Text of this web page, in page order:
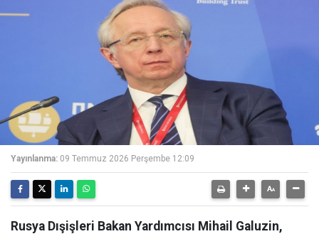
Yayınlanma: 09 Temmuz 2026 Perşembe 12:09
Rusya Dışişleri Bakan Yardımcısı Mihail Galuzin,